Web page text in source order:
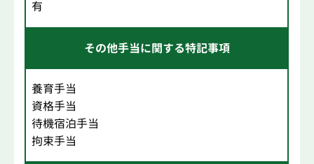
有
その他手当に関する特記事項
養育手当
資格手当
待機宿泊手当
拘束手当